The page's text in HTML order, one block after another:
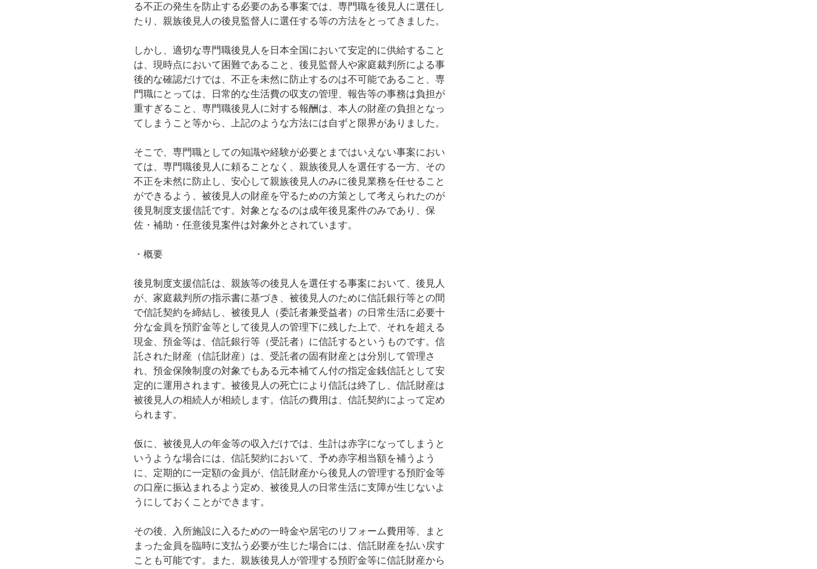
る不正の発生を防止する必要のある事案では、専門職を後見人に選任し
たり、親族後見人の後見監督人に選任する等の方法をとってきました。
しかし、適切な専門職後見人を日本全国において安定的に供給すること
は、現時点において困難であること、後見監督人や家庭裁判所による事
後的な確認だけでは、不正を未然に防止するのは不可能であること、専
門職にとっては、日常的な生活費の収支の管理、報告等の事務は負担が
重すぎること、専門職後見人に対する報酬は、本人の財産の負担となっ
てしまうこと等から、上記のような方法には自ずと限界がありました。
そこで、専門職としての知識や経験が必要とまではいえない事案におい
ては、専門職後見人に頼ることなく、親族後見人を選任する一方、その
不正を未然に防止し、安心して親族後見人のみに後見業務を任せること
ができるよう、被後見人の財産を守るための方策として考えられたのが
後見制度支援信託です。対象となるのは成年後見案件のみであり、保
佐・補助・任意後見案件は対象外とされています。
・概要
後見制度支援信託は、親族等の後見人を選任する事案において、後見人
が、家庭裁判所の指示書に基づき、被後見人のために信託銀行等との間
で信託契約を締結し、被後見人（委託者兼受益者）の日常生活に必要十
分な金員を預貯金等として後見人の管理下に残した上で、それを超える
現金、預金等は、信託銀行等（受託者）に信託するというものです。信
託された財産（信託財産）は、受託者の固有財産とは分別して管理さ
れ、預金保険制度の対象でもある元本補てん付の指定金銭信託として安
定的に運用されます。被後見人の死亡により信託は終了し、信託財産は
被後見人の相続人が相続します。信託の費用は、信託契約によって定め
られます。
仮に、被後見人の年金等の収入だけでは、生計は赤字になってしまうと
いうような場合には、信託契約において、予め赤字相当額を補うよう
に、定期的に一定額の金員が、信託財産から後見人の管理する預貯金等
の口座に振込まれるよう定め、被後見人の日常生活に支障が生じないよ
うにしておくことができます。
その後、入所施設に入るための一時金や居宅のリフォーム費用等、まと
まった金員を臨時に支払う必要が生じた場合には、信託財産を払い戻す
ことも可能です。また、親族後見人が管理する預貯金等に信託財産から